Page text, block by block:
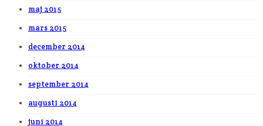
maj 2015
mars 2015
december 2014
oktober 2014
september 2014
augusti 2014
juni 2014